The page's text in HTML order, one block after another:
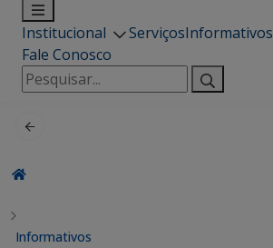
Institucional ServiçosInformativos
Fale Conosco
Pesquisar
por:
Informativos